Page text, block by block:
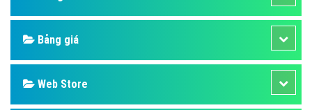
Bảng giá
Web Store